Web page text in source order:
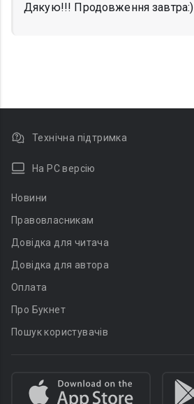
Дякую!!! Продовження завтра:)
Технічна підтримка
На PC версію
Новини
Правовласникам
Довідка для читача
Довідка для автора
Оплата
Про Букнет
Пошук користувачів